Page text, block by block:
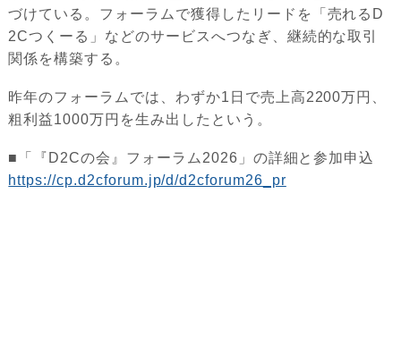
づけている。フォーラムで獲得したリードを「売れるD
2Cつくーる」などのサービスへつなぎ、継続的な取引
関係を構築する。
昨年のフォーラムでは、わずか1日で売上高2200万円、
粗利益1000万円を生み出したという。
■「『D2Cの会』フォーラム2026」の詳細と参加申込
https://cp.d2cforum.jp/d/d2cforum26_pr